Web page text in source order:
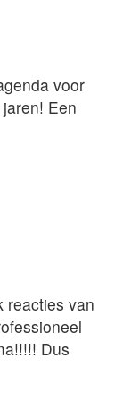
voor
Een
reacties van
Dus